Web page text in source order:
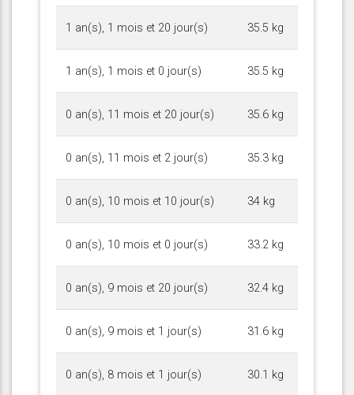
1 an(s), 1 mois et 20 jour(s) 35.5 kg
1 an(s), 1 mois et 0 jour(s) 35.5 kg
0 an(s), 11 mois et 20 jour(s) 35.6 kg
0 an(s), 11 mois et 2 jour(s) 35.3 kg
0 an(s), 10 mois et 10 jour(s) 34 kg
0 an(s), 10 mois et 0 jour(s) 33.2 kg
0 an(s), 9 mois et 20 jour(s) 32.4 kg
0 an(s), 9 mois et 1 jour(s) 31.6 kg
0 an(s), 8 mois et 1 jour(s) 30.1 kg